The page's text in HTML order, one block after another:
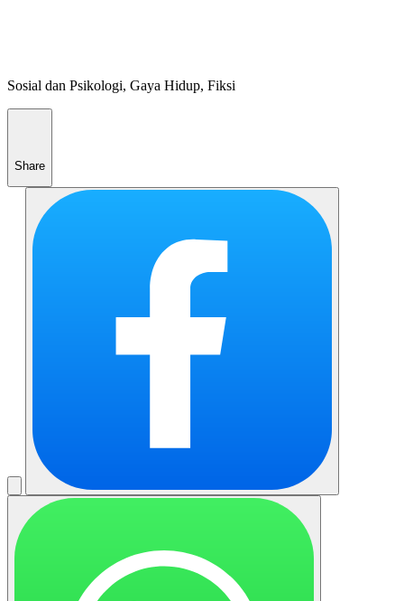
Sosial dan Psikologi, Gaya Hidup, Fiksi
Share